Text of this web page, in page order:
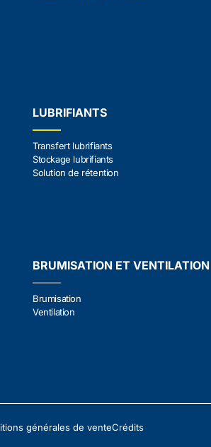
LUBRIFIANTS
Transfert lubrifiants
Stockage lubrifiants
Solution de rétention
BRUMISATION ET VENTILATION
Brumisation
Ventilation
générales de venteCrédits